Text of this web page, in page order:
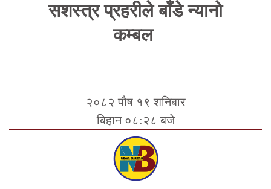
सशस्त्र प्रहरीले बाँडे न्यानो
कम्बल
२०८२ पौष १९ शनिबार
बिहान ०८:२८ बजे